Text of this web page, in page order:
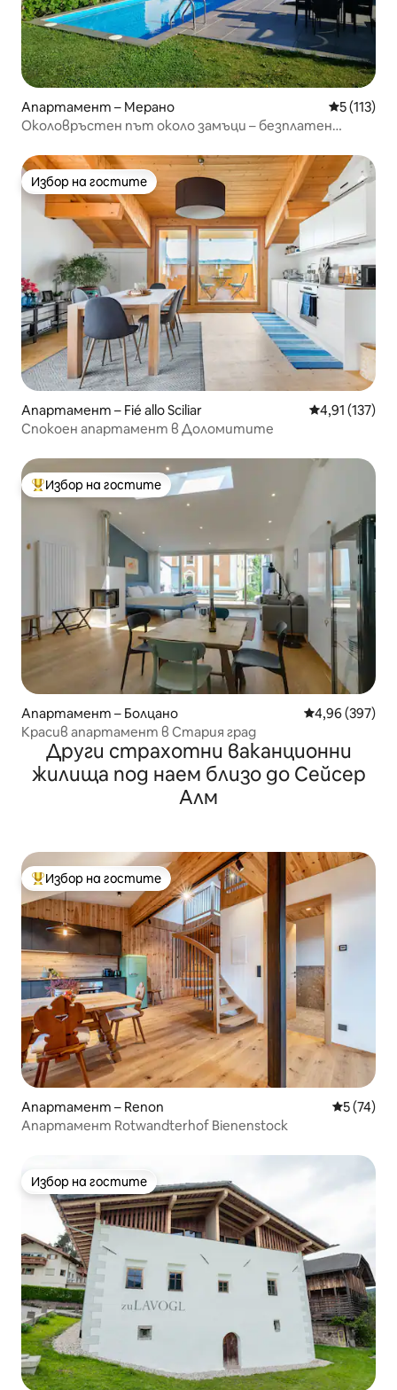
Апартамент – Мерано Средна
5 (113)
Околовръстен път около замъци – безплатен
Избор на гостите
Избор на гостите
Апартамент – Fié allo Sciliar Средна
4,91 (137)
Спокоен апартамент в Доломитите
Най-популярен избор на гостите
Избор на гостите
Апартамент – Болцано Средна
4,96 (397)
Красив апартамент в Стария град
Други страхотни ваканционни
жилища под наем близо до Сейсер
Алм
Най-популярен избор на гостите
Избор на гостите
Апартамент – Renon Средна
5 (74)
Апартамент Rotwandterhof Bienenstock
Избор на гостите
Избор на гостите